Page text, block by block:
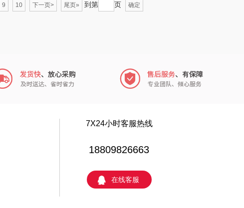
敖东
9 10 下一页> 尾页» 到第 页 确定
7X24小时客服热线
18809826663
在线客服